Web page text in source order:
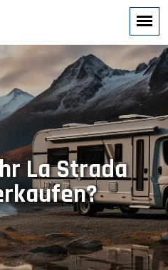
La Strada